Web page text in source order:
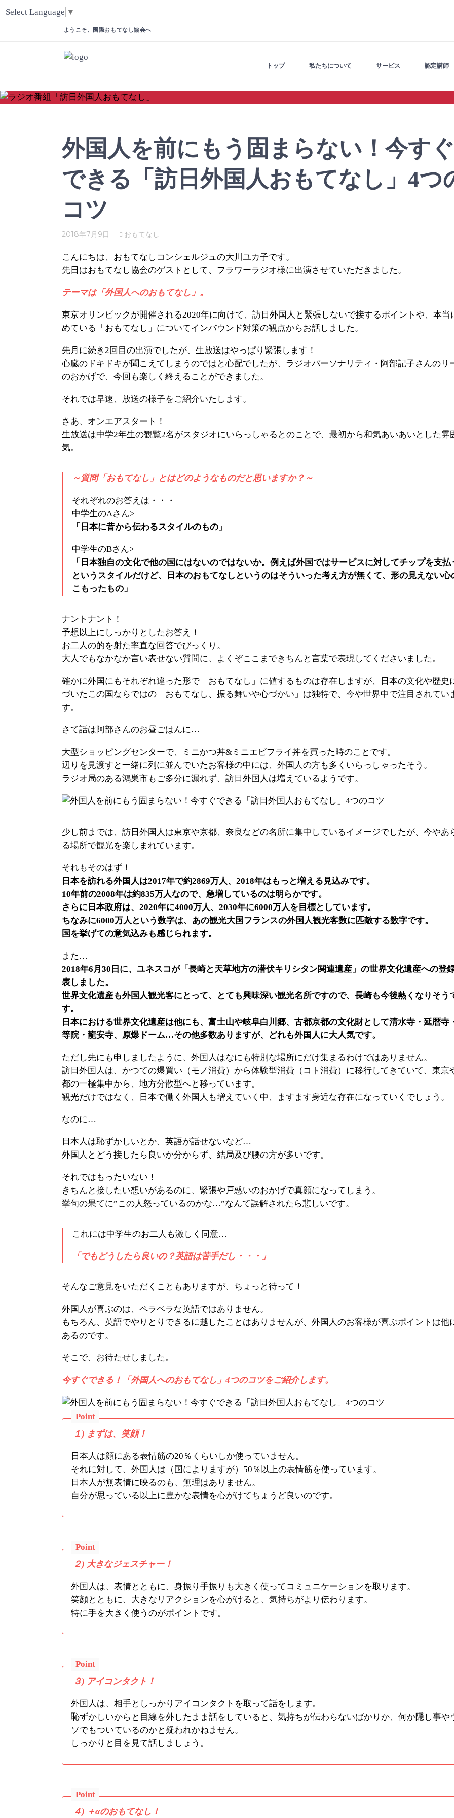
Select Language ▼
ようこそ、国際おもてなし協会へ
トップ 私たちについて サービス 認定講師
外国人を前にもう固まらない！今すぐ
できる「訪日外国人おもてなし」4つ
コツ
2018年7月9日 おもてなし
こんにちは、おもてなしコンシェルジュの大川ユカ子です。
先日はおもてなし協会のゲストとして、フラワーラジオ様に出演させていただきました。
テーマは「外国人へのおもてなし」。
東京オリンピックが開催される2020年に向けて、訪日外国人と緊張しないで接するポイントや、本当
めている「おもてなし」についてインバウンド対策の観点からお話しました。
先月に続き2回目の出演でしたが、生放送はやっぱり緊張します！
心臓のドキドキが聞こえてしまうのではと心配でしたが、ラジオパーソナリティ・阿部記子さんのリ
のおかげで、今回も楽しく終えることができました。
それでは早速、放送の様子をご紹介いたします。
さあ、オンエアスタート！
生放送は中学2年生の観覧2名がスタジオにいらっしゃるとのことで、最初から和気あいあいとした雰
気。
～質問「おもてなし」とはどのようなものだと思いますか？～
それぞれのお答えは・・・
中学生のAさん>
「日本に昔から伝わるスタイルのもの」
中学生のBさん>
「日本独自の文化で他の国にはないのではないか。例えば外国ではサービスに対してチップを支払
というスタイルだけど、日本のおもてなしというのはそういった考え方が無くて、形の見えない心
こもったもの」
ナントナント！
予想以上にしっかりとしたお答え！
お二人の的を射た率直な回答でびっくり。
大人でもなかなか言い表せない質問に、よくぞここまできちんと言葉で表現してくださいました。
確かに外国にもそれぞれ違った形で「おもてなし」に値するものは存在しますが、日本の文化や歴史
づいたこの国ならではの「おもてなし、振る舞いや心づかい」は独特で、今や世界中で注目されてい
す。
さて話は阿部さんのお昼ごはんに…
大型ショッピングセンターで、ミニかつ丼&ミニエビフライ丼を買った時のことです。
辺りを見渡すと一緒に列に並んでいたお客様の中には、外国人の方も多くいらっしゃったそう。
ラジオ局のある鴻巣市もご多分に漏れず、訪日外国人は増えているようです。
少し前までは、訪日外国人は東京や京都、奈良などの名所に集中しているイメージでしたが、今やあ
る場所で観光を楽しまれています。
それもそのはず！
日本を訪れる外国人は2017年で約2869万人、2018年はもっと増える見込みです。
10年前の2008年は約835万人なので、急増しているのは明らかです。
さらに日本政府は、2020年に4000万人、2030年に6000万人を目標としています。
ちなみに6000万人という数字は、あの観光大国フランスの外国人観光客数に匹敵する数字です。
国を挙げての意気込みも感じられます。
また…
2018年6月30日に、ユネスコが「長崎と天草地方の潜伏キリシタン関連遺産」の世界文化遺産への登
表しました。
世界文化遺産も外国人観光客にとって、とても興味深い観光名所ですので、長崎も今後熱くなりそう
す。
日本における世界文化遺産は他にも、富士山や岐阜白川郷、古都京都の文化財として清水寺・延暦寺
等院・龍安寺、原爆ドーム…その他多数ありますが、どれも外国人に大人気です。
ただし先にも申しましたように、外国人はなにも特別な場所にだけ集まるわけではありません。
訪日外国人は、かつての爆買い（モノ消費）から体験型消費（コト消費）に移行してきていて、東京
都の一極集中から、地方分散型へと移っています。
観光だけではなく、日本で働く外国人も増えていく中、ますます身近な存在になっていくでしょう。
なのに…
日本人は恥ずかしいとか、英語が話せないなど…
外国人とどう接したら良いか分からず、結局及び腰の方が多いです。
それではもったいない！
きちんと接したい想いがあるのに、緊張や戸惑いのおかげで真顔になってしまう。
挙句の果てに”この人怒っているのかな…”なんて誤解されたら悲しいです。
これには中学生のお二人も激しく同意…
「でもどうしたら良いの？英語は苦手だし・・・」
そんなご意見をいただくこともありますが、ちょっと待って！
外国人が喜ぶのは、ペラペラな英語ではありません。
もちろん、英語でやりとりできるに越したことはありませんが、外国人のお客様が喜ぶポイントは他
あるのです。
そこで、お待たせしました。
今すぐできる！「外国人へのおもてなし」4つのコツをご紹介します。
１) まずは、笑顔！
日本人は顔にある表情筋の20％くらいしか使っていません。
それに対して、外国人は（国によりますが）50％以上の表情筋を使っています。
日本人が無表情に映るのも、無理はありません。
自分が思っている以上に豊かな表情を心がけてちょうど良いのです。
２) 大きなジェスチャー！
外国人は、表情とともに、身振り手振りも大きく使ってコミュニケーションを取ります。
笑顔とともに、大きなリアクションを心がけると、気持ちがより伝わります。
特に手を大きく使うのがポイントです。
３) アイコンタクト！
外国人は、相手としっかりアイコンタクトを取って話をします。
恥ずかしいからと目線を外したまま話をしていると、気持ちが伝わらないばかりか、何か隠し事や
ソでもついているのかと疑われかねません。
しっかりと目を見て話しましょう。
４) ＋αのおもてなし！